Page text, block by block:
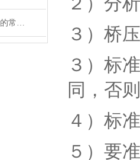
一文与您分享电解湿度计的常见问题相应解决方法
３）桥
３）标
同，否
４）标
５）要